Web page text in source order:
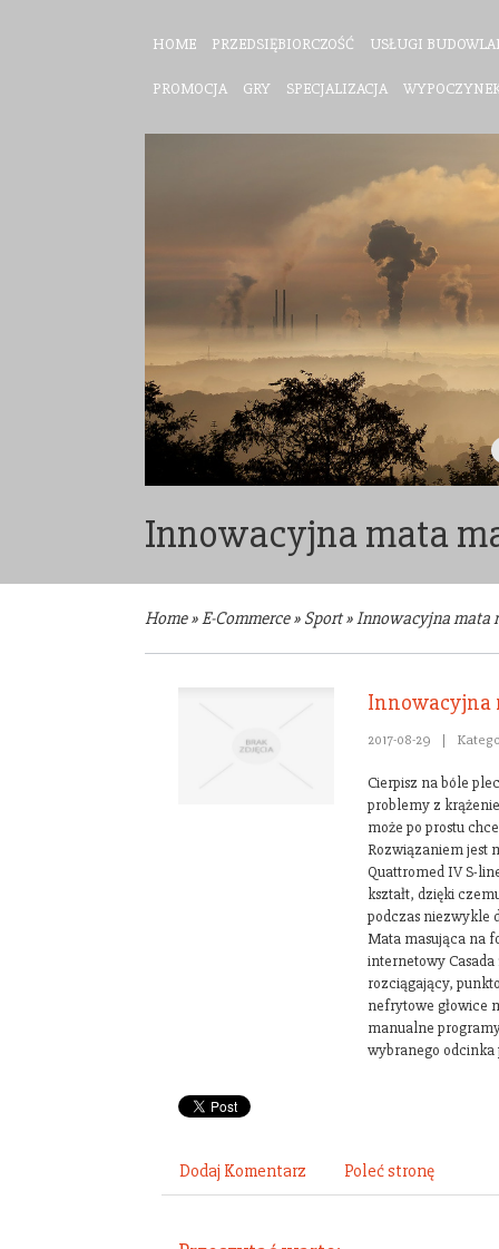
HOME PRZEDSIĘBIORCZOŚĆ USŁUGI
PROMOCJA GRY SPECJALIZACJA
Innowacyjna mata
Home»E-Commerce» Sport»Innowacyjna mata
Innowacyjna
2017-08-29 |
Cierpisz na bóle
problemy z
może po prostu
Rozwiązaniem jest
Quattromed IV S-
kształt, dzięki
podczas niezwykle
Mata masująca na
internetowy
rozciągający,
nefrytowe głowice
manualne
wybranego odcinka
Dodaj Komentarz Poleć stronę